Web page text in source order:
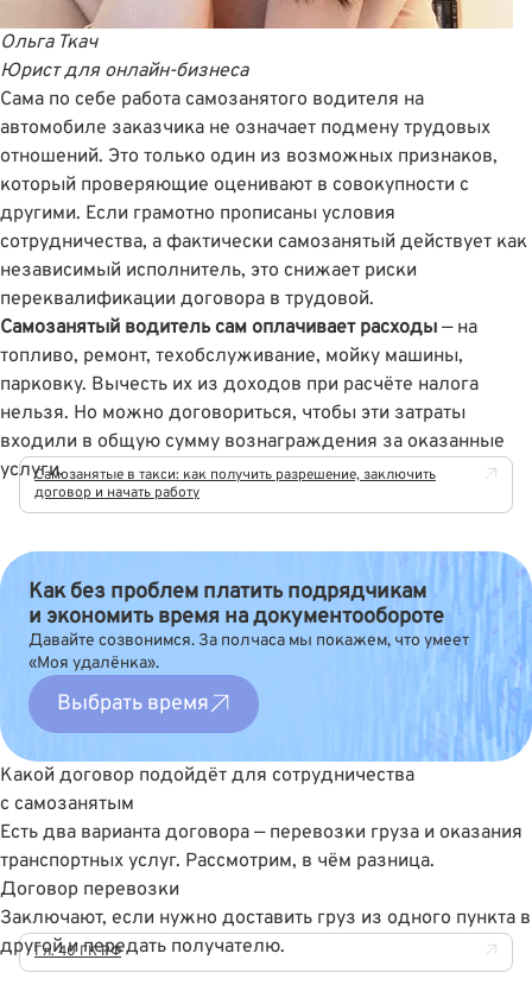
Ольга Ткач
Юрист для онлайн-бизнеса
Сама по себе работа самозанятого водителя на
автомобиле заказчика не означает подмену трудовых
отношений. Это только один из возможных признаков,
который проверяющие оценивают в совокупности с
другими. Если грамотно прописаны условия
сотрудничества, а фактически самозанятый действует как
независимый исполнитель, это снижает риски
переквалификации договора в трудовой.
Самозанятый водитель сам оплачивает расходы — на
топливо, ремонт, техобслуживание, мойку машины,
парковку. Вычесть их из доходов при расчёте налога
нельзя. Но можно договориться, чтобы эти затраты
входили в общую сумму вознаграждения за оказанные
услуги.Самозанятые в такси: как получить разрешение, заключить
договор и начать работу
Как без проблем платить подрядчикам
и экономить время на документообороте
Давайте созвонимся. За полчаса мы покажем, что умеет
«Моя удалёнка».
Выбрать время
Какой договор подойдёт для сотрудничества
с самозанятым
Есть два варианта договора — перевозки груза и оказания
транспортных услуг. Рассмотрим, в чём разница.
Договор перевозки
Заключают, если нужно доставить груз из одного пункта в
другой и передать получателю.
Гл. 40 ГК РФ